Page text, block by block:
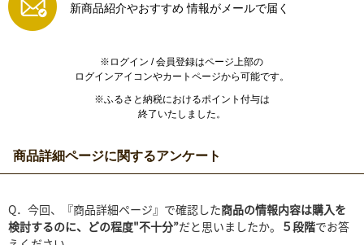
新商品紹介やおすすめ 情報がメールで届く
※ログイン / 会員登録はページ上部の
ログインアイコンやカートページから可能です。
※ふるさと納税におけるポイント付与は
終了いたしました。
商品詳細ページに関するアンケート